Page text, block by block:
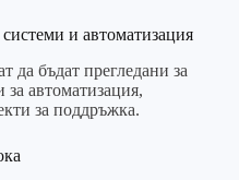
и автоматизация
да бъдат прегледани за
за автоматизация,
за поддръжка.